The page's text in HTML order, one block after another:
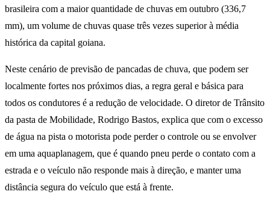
brasileira com a maior quantidade de chuvas em outubro (336,7
mm), um volume de chuvas quase três vezes superior à média
histórica da capital goiana.
Neste cenário de previsão de pancadas de chuva, que podem ser
localmente fortes nos próximos dias, a regra geral e básica para
todos os condutores é a redução de velocidade. O diretor de Trânsito
da pasta de Mobilidade, Rodrigo Bastos, explica que com o excesso
de água na pista o motorista pode perder o controle ou se envolver
em uma aquaplanagem, que é quando pneu perde o contato com a
estrada e o veículo não responde mais à direção, e manter uma
distância segura do veículo que está à frente.